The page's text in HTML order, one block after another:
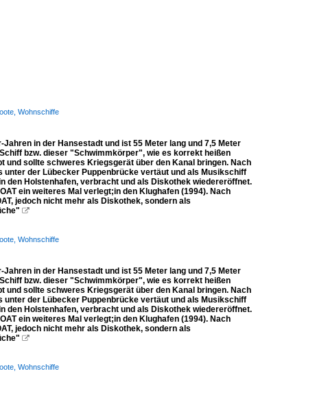
Wohnschiffe
in der Hansestadt und ist 55 Meter lang und 7,5 Meter
bzw. dieser "Schwimmkörper", wie es korrekt heißen
sollte schweres Kriegsgerät über den Kanal bringen. Nach
unter der Lübecker Puppenbrücke vertäut und als Musikschiff
den Holstenhafen, verbracht und als Diskothek wiedereröffnet.
ein weiteres Mal verlegt;in den Klughafen (1994). Nach
jedoch nicht mehr als Diskothek, sondern als

Wohnschiffe
in der Hansestadt und ist 55 Meter lang und 7,5 Meter
bzw. dieser "Schwimmkörper", wie es korrekt heißen
sollte schweres Kriegsgerät über den Kanal bringen. Nach
unter der Lübecker Puppenbrücke vertäut und als Musikschiff
den Holstenhafen, verbracht und als Diskothek wiedereröffnet.
ein weiteres Mal verlegt;in den Klughafen (1994). Nach
jedoch nicht mehr als Diskothek, sondern als

Wohnschiffe